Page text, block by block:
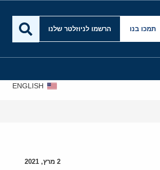
תמכו בנו הרשמו לניוזלטר שלנו
ENGLISH
2 מרץ, 2021